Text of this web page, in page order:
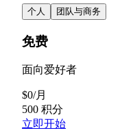
个人 团队与商务
免费
面向爱好者
$0/月
500 积分
立即开始